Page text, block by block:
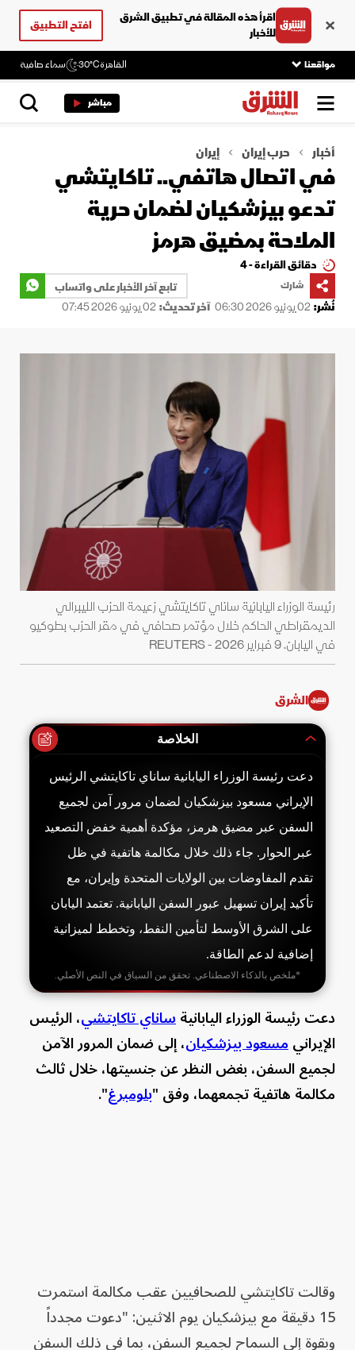
اقرأ هذه المقالة في تطبيق الشرق
للأخبار
افتح التطبيق
مواقعنا القاهرة30°C سماء صافية
مباشر
أخبار حرب إيران إيران
في اتصال هاتفي.. تاكايتشي
تدعو بيزشكيان لضمان حرية
الملاحة بمضيق هرمز
دقائق القراءة - 4
شارك
تابع آخر الأخبار على واتساب
نُشر:02 يونيو 2026 06:30 آخر تحديث:02 يونيو 2026 07:45
رئيسة الوزراء اليابانية ساناي تاكايتشي زعيمة الحزب الليبرالي
الديمقراطي الحاكم خلال مؤتمر صحافي في مقر الحزب بطوكيو
في اليابان. 9 فبراير 2026 - REUTERS
الشرق
الخلاصة
دعت رئيسة الوزراء اليابانية ساناي تاكايتشي الرئيس
الإيراني مسعود بيزشكيان لضمان مرور آمن لجميع
السفن عبر مضيق هرمز، مؤكدة أهمية خفض التصعيد
عبر الحوار. جاء ذلك خلال مكالمة هاتفية في ظل
تقدم المفاوضات بين الولايات المتحدة وإيران، مع
تأكيد إيران تسهيل عبور السفن اليابانية. تعتمد اليابان
على الشرق الأوسط لتأمين النفط، وتخطط لميزانية
إضافية لدعم الطاقة.
*ملخص بالذكاء الاصطناعي. تحقق من السياق في النص الأصلي.
دعت رئيسة الوزراء اليابانيةساناي تاكايتشي، الرئيس
الإيرانيمسعود بيزشكيان، إلى ضمان المرور الآمن
لجميع السفن، بغض النظر عن جنسيتها، خلال ثالث
مكالمة هاتفية تجمعهما، وفق "بلومبرغ".
وقالت تاكايتشي للصحافيين عقب مكالمة استمرت
15 دقيقة مع بيزشكيان يوم الاثنين: "دعوت مجدداً
وبقوة إلى السماح لجميع السفن، بما في ذلك السفن